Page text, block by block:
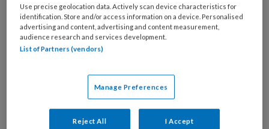
Ja, ik geef toestemming voor e-mails
van KinderopvangTotaal en
Springer Media B.V.
?
Uw bovenstaande gegevens kunnen worden toegevoegd aan
uw profiel in overeenstemming met onsprivacy statement
Use precise geolocation data. Actively scan device characteristics for
identification. Store and/or access information on a device. Personalised
advertising and content, advertising and content measurement,
audience research and services development.
List of Partners (vendors)
Manage Preferences
Reject All I Accept